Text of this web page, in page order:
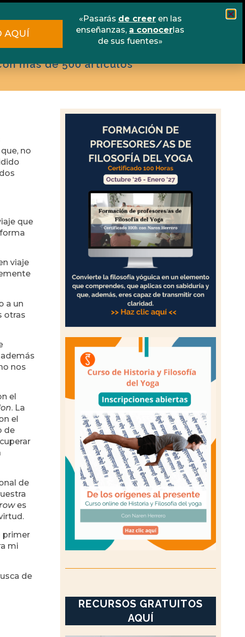
Libros Contacto
más de 500 artículos
no
que
viaje
a un
otras
nos
el
. La
el
de
de
es
primer
mi
de
RECURSOS GRATUITOS
AQUÍ
AQUÍ
«Pasarás de creeren las
enseñanzas, a conocerlas
de sus fuentes»